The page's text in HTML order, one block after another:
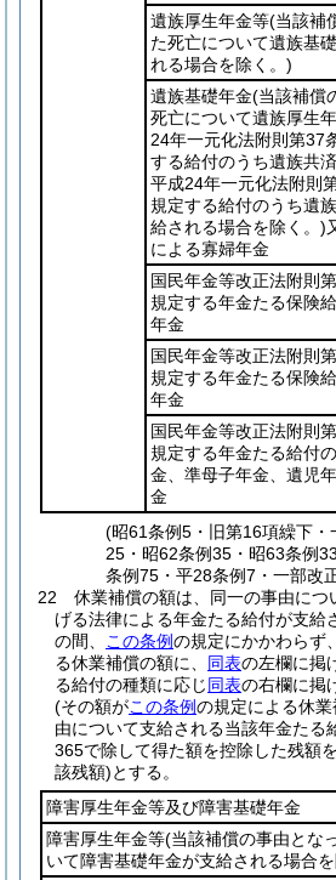
遺族厚生年金等(当該補
た死亡について遺族基
れる場合を除く。)
遺族基礎年金(当該補償
死亡について遺族厚生
24年一元化法附則第37
する給付のうち遺族共
平成24年一元化法附則
規定する給付のうち遺
給される場合を除く。)
による寡婦年金
国民年金等改正法附則
規定する年金たる保険
年金
国民年金等改正法附則
規定する年金たる保険
年金
国民年金等改正法附則
規定する年金たる給付
金、準母子年金、遺児
金
(昭61条例5・旧第16項繰下・
25・昭62条例35・昭63条例
条例75・平28条例7・一部改
22
休業補償の額は、同一の事由につ
げる法律による年金たる給付が支給
の間、
この条例の規定にかかわらず、
る休業補償の額に、 同表の左欄に掲
る給付の種類に応じ同表の右欄に掲
(その額がこの条例の規定による休
由について支給される当該年金たる
365で除して得た額を控除した残額
該残額)とする。
障害厚生年金等及び障害基礎年金
障害厚生年金等(当該補償の事由とな
いて障害基礎年金が支給される場合